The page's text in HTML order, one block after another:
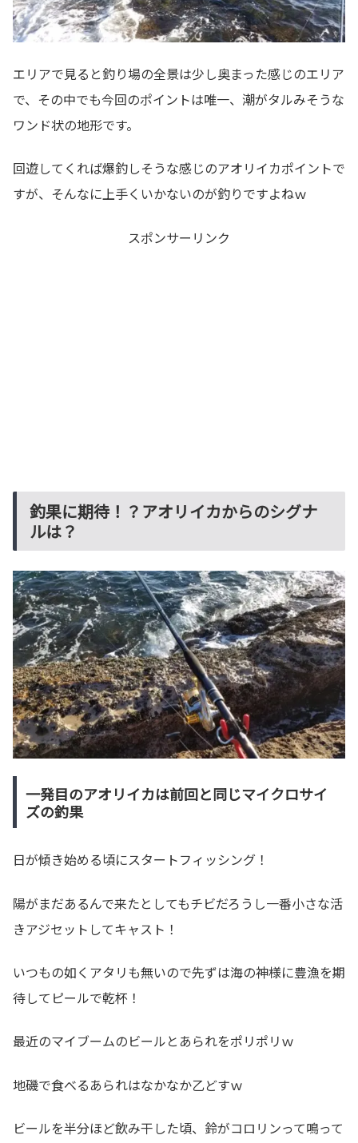
エリアで見ると釣り場の全景は少し奥まった感じのエリア
で、その中でも今回のポイントは唯一、潮がタルみそうな
ワンド状の地形です。
回遊してくれば爆釣しそうな感じのアオリイカポイントで
すが、そんなに上手くいかないのが釣りですよねｗ
スポンサーリンク
釣果に期待！？アオリイカからのシグナ
ルは？
一発目のアオリイカは前回と同じマイクロサイ
ズの釣果
日が傾き始める頃にスタートフィッシング！
陽がまだあるんで来たとしてもチビだろうし一番小さな活
きアジセットしてキャスト！
いつもの如くアタリも無いので先ずは海の神様に豊漁を期
待してピールで乾杯！
最近のマイブームのビールとあられをポリポリｗ
地磯で食べるあられはなかなか乙どすｗ
ビールを半分ほど飲み干した頃、鈴がコロリンって鳴って